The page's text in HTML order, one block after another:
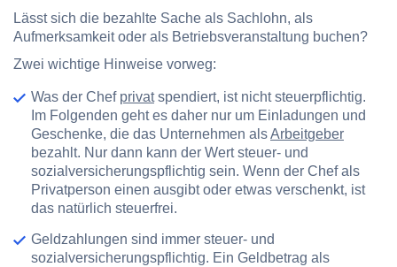
Lässt sich die bezahlte Sache als Sachlohn, als
Aufmerksamkeitoder als Betriebsveranstaltung buchen?
Zwei wichtige Hinweise vorweg:
Was der Chef privatspendiert, ist nicht steuerpflichtig.
Im Folgenden geht es daher nur um Einladungen und
Geschenke, die das Unternehmen alsArbeitgeber
bezahlt. Nur dann kann der Wert steuer- und
sozialversicherungspflichtig sein. Wenn der Chef als
Privatperson einen ausgibt oder etwas verschenkt, ist
das natürlich steuerfrei.
Geldzahlungen sind immer steuer- und
sozialversicherungspflichtig. Ein Geldbetrag als